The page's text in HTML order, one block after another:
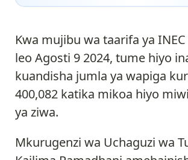
Kwa mujibu wa taarifa ya
leo Agosti 9 2024, tume hiyo
kuandisha jumla ya wapiga
400,082 katika mikoa hiyo
ya ziwa.
Mkurugenzi wa Uchaguzi wa